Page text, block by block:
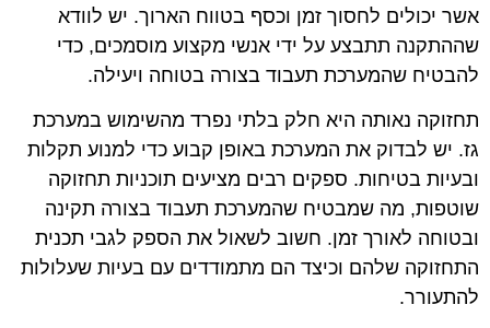
אשר יכולים לחסוך זמן וכסף בטווח הארוך. יש לוודא
שההתקנה תתבצע על ידי אנשי מקצוע מוסמכים, כדי
להבטיח שהמערכת תעבוד בצורה בטוחה ויעילה.
תחזוקה נאותה היא חלק בלתי נפרד מהשימוש במערכת
גז. יש לבדוק את המערכת באופן קבוע כדי למנוע תקלות
ובעיות בטיחות. ספקים רבים מציעים תוכניות תחזוקה
שוטפות, מה שמבטיח שהמערכת תעבוד בצורה תקינה
ובטוחה לאורך זמן. חשוב לשאול את הספק לגבי תכנית
התחזוקה שלהם וכיצד הם מתמודדים עם בעיות שעלולות
להתעורר.